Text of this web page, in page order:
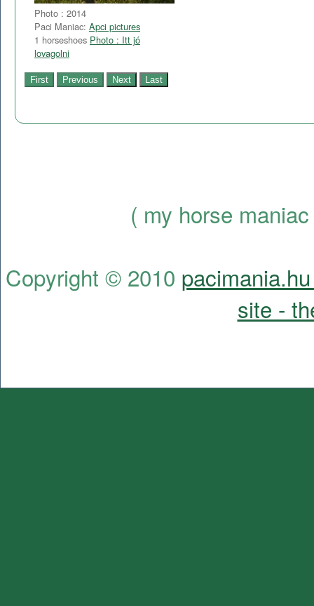
Photo : 2014
Paci Maniac: Apci pictures
1 horseshoes Photo : Itt jó
lovagolni
( my horse
Copyright © 2010
site -